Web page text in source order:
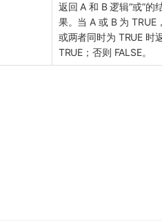
返回 A 和 B 逻辑“或”的
果。当 A 或 B 为 TRUE，
或两者同时为 TRUE 时
TRUE；否则 FALSE。